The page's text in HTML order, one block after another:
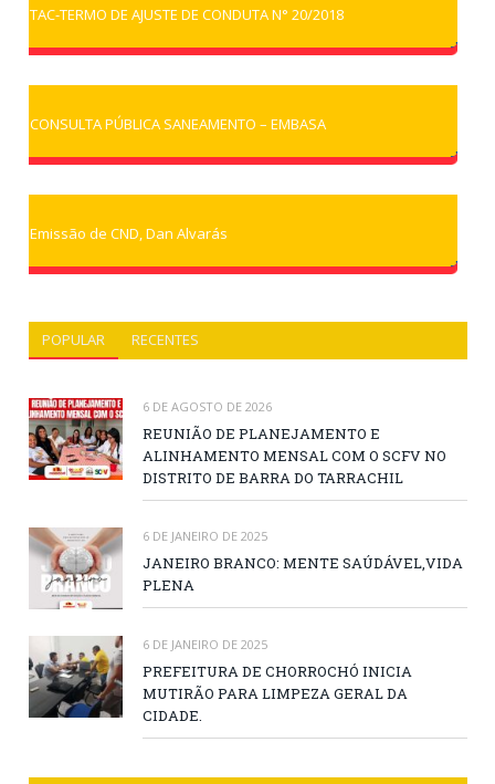
TAC-TERMO DE AJUSTE DE CONDUTA N° 20/2018
CONSULTA PÚBLICA SANEAMENTO – EMBASA
Emissão de CND, Dan Alvarás
POPULAR RECENTES
6 DE AGOSTO DE 2026
REUNIÃO DE PLANEJAMENTO E
ALINHAMENTO MENSAL COM O SCFV NO
DISTRITO DE BARRA DO TARRACHIL
6 DE JANEIRO DE 2025
JANEIRO BRANCO: MENTE SAÚDÁVEL,VIDA
PLENA
6 DE JANEIRO DE 2025
PREFEITURA DE CHORROCHÓ INICIA
MUTIRÃO PARA LIMPEZA GERAL DA
CIDADE.